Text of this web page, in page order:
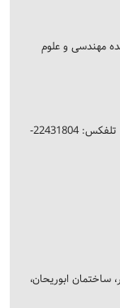
مهندسی و علوم
تلفن: 29904130-021 همراه: 09051203845 تلفکس: 22431804-
ساختمان ابوریحان،